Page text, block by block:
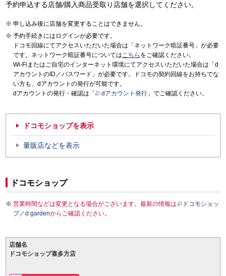
予約申込する店舗/購入商品受取り店舗を選択してください。
申し込み後に店舗を変更することはできません。
予約手続きにはログインが必要です。
ドコモ回線にてアクセスいただいた場合は「ネットワーク暗証番号」が必要
です。ネットワーク暗証番号についてはこちら をご確認ください。
Wi-Fiまたはご自宅のインターネット環境にてアクセスいただいた場合は「d
アカウントのID／パスワード」が必要です。ドコモの契約回線をお持ちでな
い方も、dアカウントの発行が可能です。
dアカウントの発行・確認は「
dアカウント発行 」でご確認ください。
ドコモショップを表示
量販店などを表示
ドコモショップ
営業時間などは変更となる場合がございます。最新の情報は
ドコモショッ
プ／d gardenからご確認ください。
店舗名
ドコモショップ喜多方店